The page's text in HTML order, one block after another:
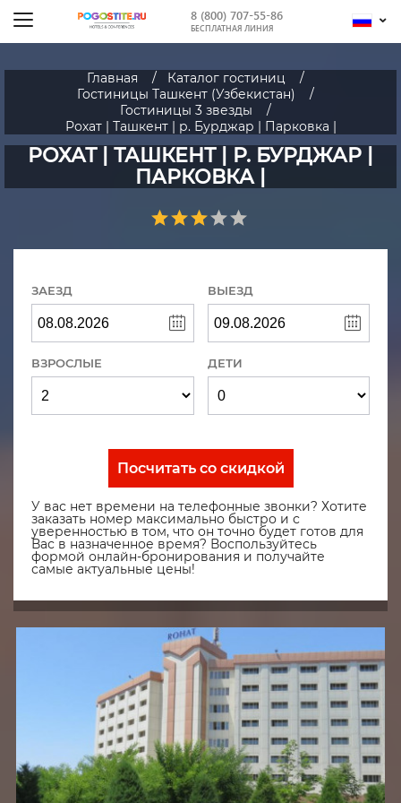
8 (800) 707-55-86
БЕСПЛАТНАЯ ЛИНИЯ
Главная
Каталог гостиниц
Гостиницы Ташкент (Узбекистан)
Гостиницы 3 звезды
Рохат | Ташкент | р. Бурджар | Парковка |
РОХАТ | ТАШКЕНТ | Р. БУРДЖАР |
ПАРКОВКА |
ЗАЕЗД ВЫЕЗД
ВЗРОСЛЫЕ ДЕТИ
Посчитать со скидкой
У вас нет времени на телефонные звонки? Хотите
заказать номер максимально быстро и с
уверенностью в том, что он точно будет готов для
Вас в назначенное время? Воспользуйтесь
формой онлайн-бронирования и получайте
самые актуальные цены!